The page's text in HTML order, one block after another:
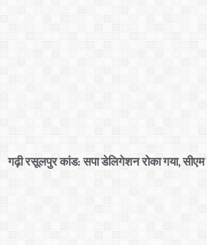
गढ़ी रसूलपुर कांड: सपा डेलिगेशन रोका गया,